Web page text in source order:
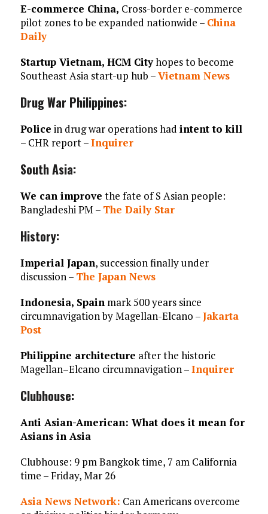
E-commerce China, Cross-border e-commerce
pilot zones to be expanded nationwide – China
Daily
Startup Vietnam, HCM Cityhopes to become
Southeast Asia start-up hub –Vietnam News
Drug War Philippines:
Police in drug war operations had intent to kill
– CHR report –Inquirer
South Asia:
We can improve the fate of S Asian people:
Bangladeshi PM – The Daily Star
History:
Imperial Japan, succession finally under
discussion – The Japan News
Indonesia, Spainmark 500 years since
circumnavigation by Magellan-Elcano –Jakarta
Post
Philippine architecture after the historic
Magellan–Elcano circumnavigation –Inquirer
Clubhouse:
Anti Asian-American: What does it mean for
Asians in Asia
Clubhouse: 9 pm Bangkok time, 7 am California
time – Friday, Mar 26
Asia News Network: Can Americans overcome